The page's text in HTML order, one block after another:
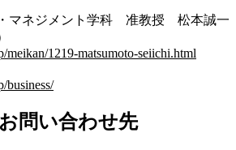
マネジメント学科 准教授 松本誠一
1219-matsumoto-seiichi.html
business/
問い合わせ先